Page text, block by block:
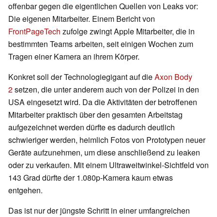
offenbar gegen die eigentlichen Quellen von Leaks vor:
Die eigenen Mitarbeiter. Einem Bericht von
FrontPageTech zufolge zwingt Apple Mitarbeiter, die in
bestimmten Teams arbeiten, seit einigen Wochen zum
Tragen einer Kamera an ihrem Körper.
Konkret soll der Technologiegigant auf dieAxon Body
2setzen, die unter anderem auch von der Polizei in den
USA eingesetzt wird. Da die Aktivitäten der betroffenen
Mitarbeiter praktisch über den gesamten Arbeitstag
aufgezeichnet werden dürfte es dadurch deutlich
schwieriger werden, heimlich Fotos von Prototypen neuer
Geräte aufzunehmen, um diese anschließend zu leaken
oder zu verkaufen. Mit einem Ultraweitwinkel-Sichtfeld von
143 Grad dürfte der 1.080p-Kamera kaum etwas
entgehen.
Das ist nur der jüngste Schritt in einer umfangreichen